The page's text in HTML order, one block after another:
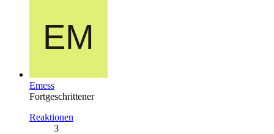
Emess
Fortgeschrittener
Reaktionen
3